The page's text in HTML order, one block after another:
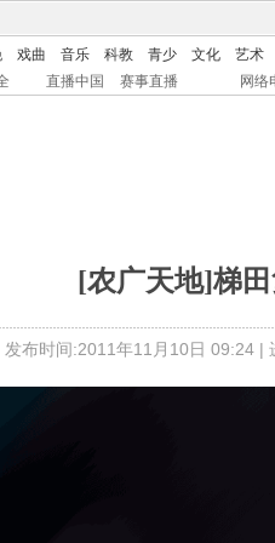
戏曲 音乐 科教 青少 文化 艺术
直播中国 赛事直播 网络
[农广天地]梯田
发布时间:2011年11月10日 09:24 |